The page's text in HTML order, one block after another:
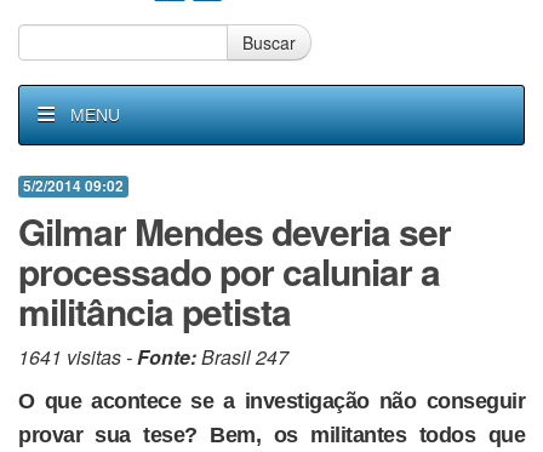
Buscar
MENU
5/2/2014 09:02
Gilmar Mendes deveria ser
processado por caluniar a
militância petista
1641 visitas -Fonte:Brasil 247
O que acontece se a investigação não conseguir
provar sua tese? Bem, os militantes todos que